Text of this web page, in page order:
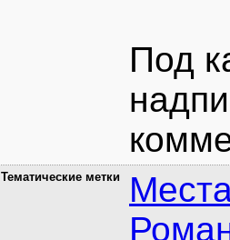
Под
Тематические метки